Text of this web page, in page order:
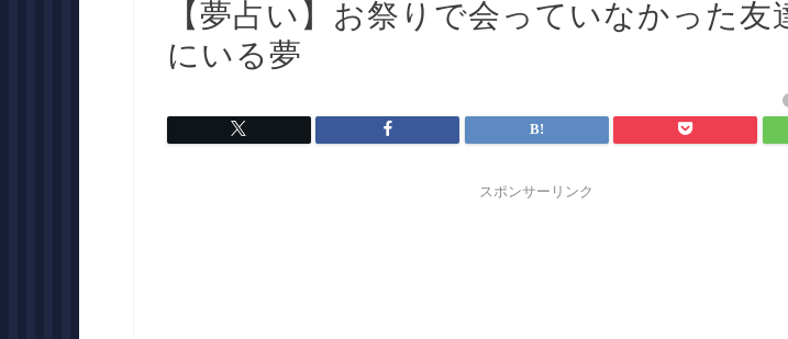
【夢占い】お祭りで会っていなかった友
にいる夢
スポンサーリンク